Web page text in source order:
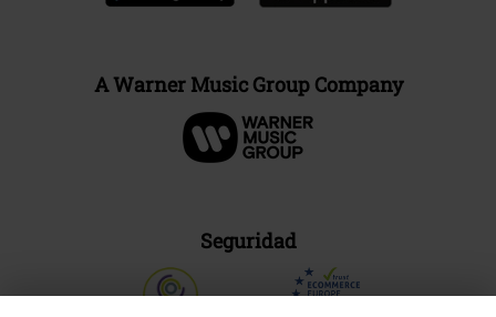
A Warner Music Group Company
Seguridad